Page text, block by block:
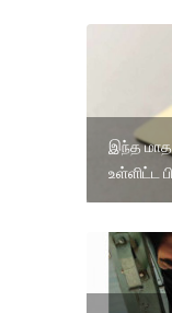
இந்த
உள்ளிட்ட